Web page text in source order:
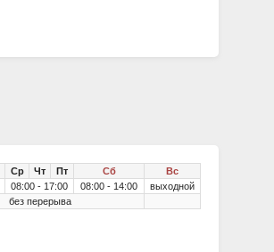
Ср Чт Пт Сб
Вс
08:00 - 17:00 08:00 - 14:00
выходной
без перерыва